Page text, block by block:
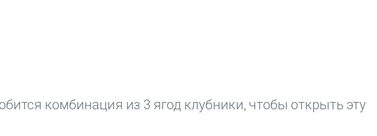
комбинация из 3 ягод клубники, чтобы открыть эту